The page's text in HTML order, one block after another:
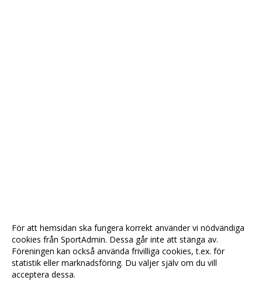
För att hemsidan ska fungera korrekt använder vi nödvändiga
cookies från SportAdmin. Dessa går inte att stänga av.
Föreningen kan också använda frivilliga cookies, t.ex. för
statistik eller marknadsföring. Du väljer själv om du vill
acceptera dessa.